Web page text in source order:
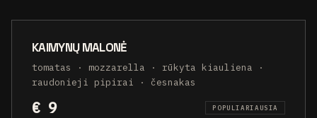
KAIMYNŲ MALONĖ
tomatas · mozzarella · rūkyta kiauliena ·
raudonieji pipirai · česnakas
€ 9 POPULIARIAUSIA